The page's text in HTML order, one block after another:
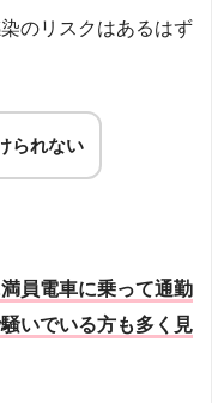
のリスクはあるはず
られない
員電車に乗って通勤
いでいる方も多く見